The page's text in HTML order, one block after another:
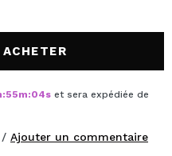
ACHETER
:55m:04s et sera expédiée de
/ Ajouter un commentaire